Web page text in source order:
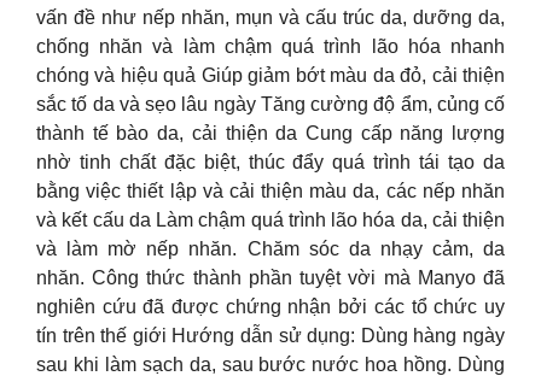
vấn đề như nếp nhăn, mụn và cấu trúc da, dưỡng da,
chống nhăn và làm chậm quá trình lão hóa nhanh
chóng và hiệu quả Giúp giảm bớt màu da đỏ, cải thiện
sắc tố da và sẹo lâu ngày Tăng cường độ ẩm, củng cố
thành tế bào da, cải thiện da Cung cấp năng lượng
nhờ tinh chất đặc biệt, thúc đẩy quá trình tái tạo da
bằng việc thiết lập và cải thiện màu da, các nếp nhăn
và kết cấu da Làm chậm quá trình lão hóa da, cải thiện
và làm mờ nếp nhăn. Chăm sóc da nhạy cảm, da
nhăn. Công thức thành phần tuyệt vời mà Manyo đã
nghiên cứu đã được chứng nhận bởi các tổ chức uy
tín trên thế giới Hướng dẫn sử dụng: Dùng hàng ngày
sau khi làm sạch da, sau bước nước hoa hồng. Dùng